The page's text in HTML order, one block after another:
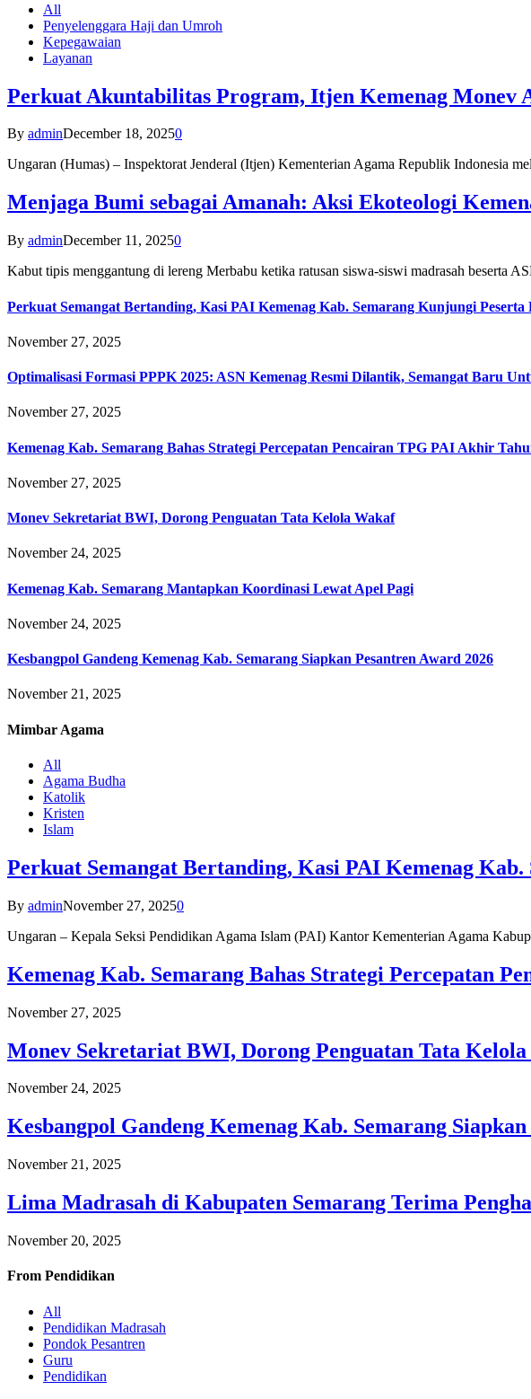
All
Penyelenggara Haji dan Umroh
Kepegawaian
Layanan
Perkuat Akuntabilitas Program, Itjen Kemenag Monev
By adminDecember 18, 20250
Ungaran (Humas) – Inspektorat Jenderal (Itjen) Kementerian Agama Republik Indonesia
Menjaga Bumi sebagai Amanah: Aksi Ekoteologi
By adminDecember 11, 20250
Kabut tipis menggantung di lereng Merbabu ketika ratusan siswa-siswi madrasah beserta
Perkuat Semangat Bertanding, Kasi PAI Kemenag Kab. Semarang Kunjungi
November 27, 2025
Optimalisasi Formasi PPPK 2025: ASN Kemenag Resmi Dilantik, Semangat Baru
November 27, 2025
Kemenag Kab. Semarang Bahas Strategi Percepatan Pencairan TPG PAI Akhir
November 27, 2025
Monev Sekretariat BWI, Dorong Penguatan Tata Kelola Wakaf
November 24, 2025
Kemenag Kab. Semarang Mantapkan Koordinasi Lewat Apel Pagi
November 24, 2025
Kesbangpol Gandeng Kemenag Kab. Semarang Siapkan Pesantren Award 2026
November 21, 2025
Mimbar Agama
All
Agama Budha
Katolik
Kristen
Islam
Perkuat Semangat Bertanding, Kasi PAI Kemenag
By adminNovember 27, 20250
Ungaran – Kepala Seksi Pendidikan Agama Islam (PAI) Kantor Kementerian Agama
Kemenag Kab. Semarang Bahas Strategi Percepatan
November 27, 2025
Monev Sekretariat BWI, Dorong Penguatan Tata
November 24, 2025
Kesbangpol Gandeng Kemenag Kab. Semarang
November 21, 2025
Lima Madrasah di Kabupaten Semarang Terima
November 20, 2025
From Pendidikan
All
Pendidikan Madrasah
Pondok Pesantren
Guru
Pendidikan